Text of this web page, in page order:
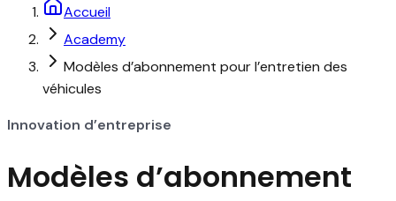
Accueil
Academy
Modèles d’abonnement pour l’entretien des
véhicules
Innovation d’entreprise
Modèles d’abonnement